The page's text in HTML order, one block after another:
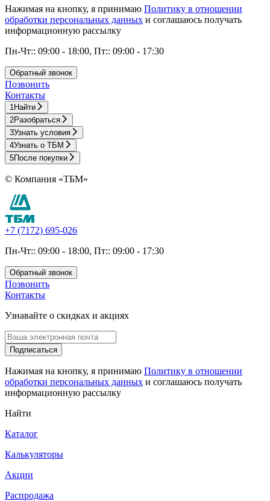
Нажимая на кнопку, я принимаю Политику в отношении
обработки персональных данных и соглашаюсь получать
информационную рассылку
Пн-Чт:: 09:00 - 18:00, Пт:: 09:00 - 17:30
Обратный звонок
Позвонить
Контакты
1 Найти
2Разобраться
3Узнать условия
4Узнать о ТБМ
5После покупки
© Компания «ТБМ»
+7 (7172) 695-026
Пн-Чт:: 09:00 - 18:00, Пт:: 09:00 - 17:30
Обратный звонок
Позвонить
Контакты
Узнавайте о скидках и акциях
Подписаться
Нажимая на кнопку, я принимаю Политику в отношении
обработки персональных данных и соглашаюсь получать
информационную рассылку
Найти
Каталог
Калькуляторы
Акции
Распродажа